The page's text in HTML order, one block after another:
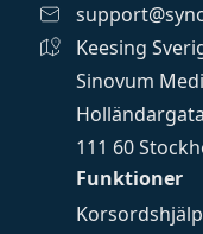
Funktioner
Korsordshjälp
Keesing
Sinovum
111 60